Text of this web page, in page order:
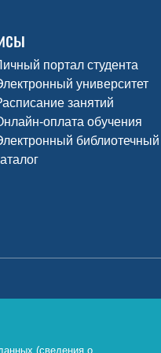
портал студента
университет
занятий
оплата обучения
библиотечный
(сведения о